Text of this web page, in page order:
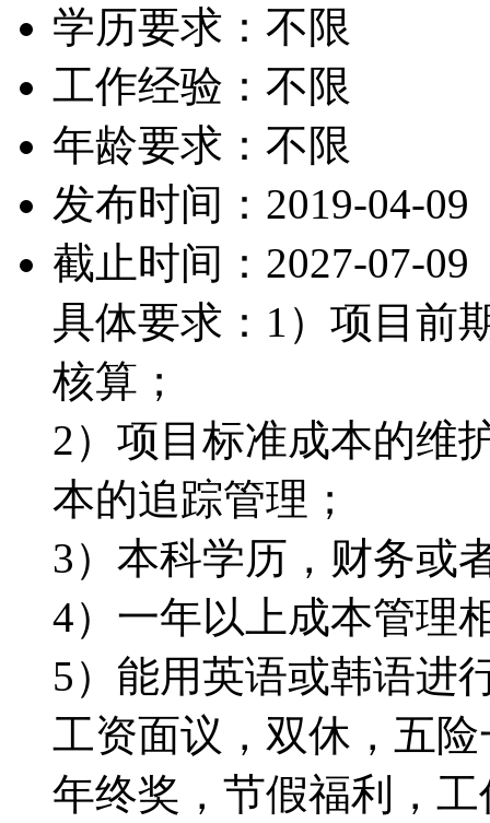
学历要求：不限
工作经验：不限
年龄要求：不限
发布时间：2019-04-09
截止时间：2027-07-09
具体要求：1）项目前
核算；
2）项目标准成本的维
本的追踪管理；
3）本科学历，财务或
4）一年以上成本管理
5）能用英语或韩语进
工资面议，双休，五
年终奖，节假福利，